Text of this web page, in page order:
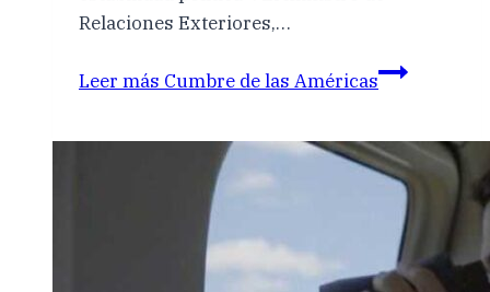
Relaciones Exteriores,…
Leer más Cumbre de las Américas